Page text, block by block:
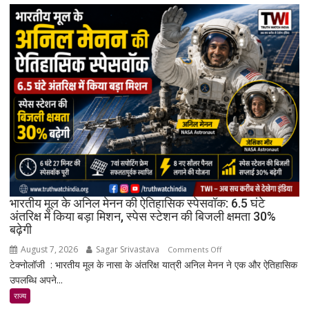
में
लॉन्च:
8,000mAh
बैटरी,
120Hz
AMOLED
डिस्प्ले
और
Snapdragon
4
Gen
4
के
साथ
रेंज
भारतीय मूल के अनिल मेनन की ऐतिहासिक स्पेसवॉक: 6.5 घंटे
अंतरिक्ष में किया बड़ा मिशन, स्पेस स्टेशन की बिजली क्षमता 30%
बढ़ेगी
August 7, 2026 Sagar Srivastava Comments Offon
भारतीय
टेक्नोलॉजी : भारतीय मूल के नासा के अंतरिक्ष यात्री अनिल मेनन ने एक और ऐतिहासिक
उपलब्धि अपने...
राज्य